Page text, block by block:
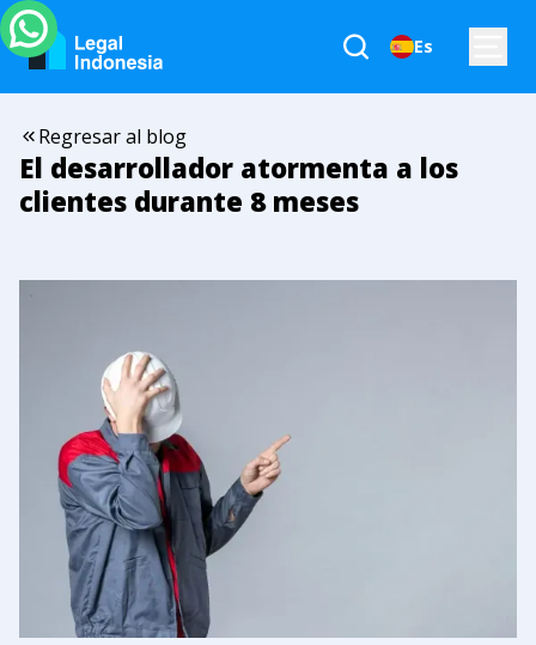
Es
Regresar al blog
El desarrollador atormenta a los
clientes durante 8 meses